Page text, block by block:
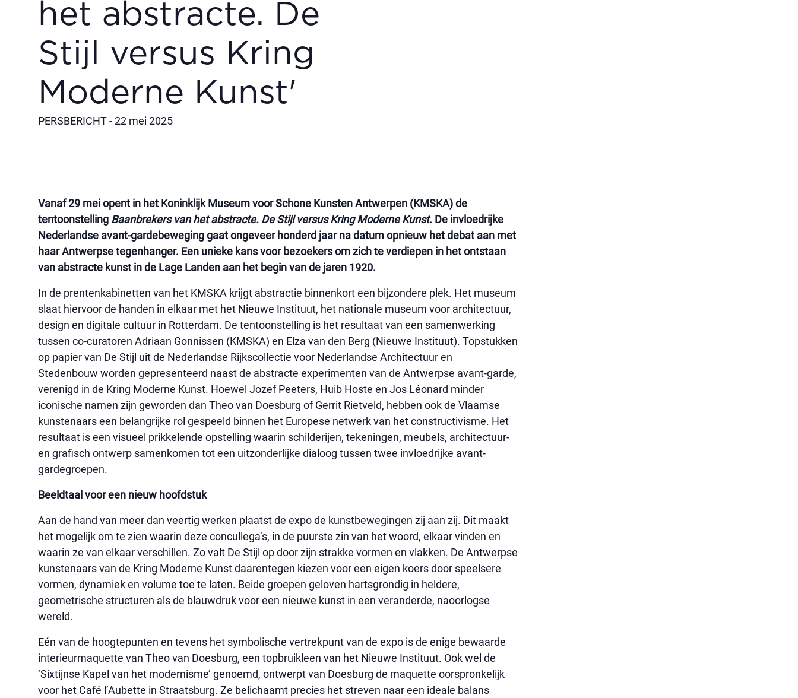
het abstracte. De
Stijl versus Kring
Moderne Kunst'
PERSBERICHT - 22 mei 2025
Vanaf 29 mei opent in het Koninklijk Museum voor Schone Kunsten Antwerpen (KMSKA) de
tentoonstelling Baanbrekers van het abstracte. De Stijl versus Kring Moderne Kunst. De invloedrijke
Nederlandse avant-gardebeweging gaat ongeveer honderd jaar na datum opnieuw het debat aan met
haar Antwerpse tegenhanger. Een unieke kans voor bezoekers om zich te verdiepen in het ontstaan
van abstracte kunst in de Lage Landen aan het begin van de jaren 1920.
In de prentenkabinetten van het KMSKA krijgt abstractie binnenkort een bijzondere plek. Het museum
slaat hiervoor de handen in elkaar met het Nieuwe Instituut, het nationale museum voor architectuur,
design en digitale cultuur in Rotterdam. De tentoonstelling is het resultaat van een samenwerking
tussen co-curatoren Adriaan Gonnissen (KMSKA) en Elza van den Berg (Nieuwe Instituut). Topstukken
op papier van De Stijl uit de Nederlandse Rijkscollectie voor Nederlandse Architectuur en
Stedenbouw worden gepresenteerd naast de abstracte experimenten van de Antwerpse avant-garde,
verenigd in de Kring Moderne Kunst. Hoewel Jozef Peeters, Huib Hoste en Jos Léonard minder
iconische namen zijn geworden dan Theo van Doesburg of Gerrit Rietveld, hebben ook de Vlaamse
kunstenaars een belangrijke rol gespeeld binnen het Europese netwerk van het constructivisme. Het
resultaat is een visueel prikkelende opstelling waarin schilderijen, tekeningen, meubels, architectuur-
en grafisch ontwerp samenkomen tot een uitzonderlijke dialoog tussen twee invloedrijke avant-
gardegroepen.
Beeldtaal voor een nieuw hoofdstuk
Aan de hand van meer dan veertig werken plaatst de expo de kunstbewegingen zij aan zij. Dit maakt
het mogelijk om te zien waarin deze concullega’s, in de puurste zin van het woord, elkaar vinden en
waarin ze van elkaar verschillen. Zo valt De Stijl op door zijn strakke vormen en vlakken. De Antwerpse
kunstenaars van de Kring Moderne Kunst daarentegen kiezen voor een eigen koers door speelsere
vormen, dynamiek en volume toe te laten. Beide groepen geloven hartsgrondig in heldere,
geometrische structuren als de blauwdruk voor een nieuwe kunst in een veranderde, naoorlogse
wereld.
Eén van de hoogtepunten en tevens het symbolische vertrekpunt van de expo is de enige bewaarde
interieurmaquette van Theo van Doesburg, een topbruikleen van het Nieuwe Instituut. Ook wel de
‘Sixtijnse Kapel van het modernisme’ genoemd, ontwerpt van Doesburg de maquette oorspronkelijk
voor het Café l’Aubette in Straatsburg. Ze belichaamt precies het streven naar een ideale balans